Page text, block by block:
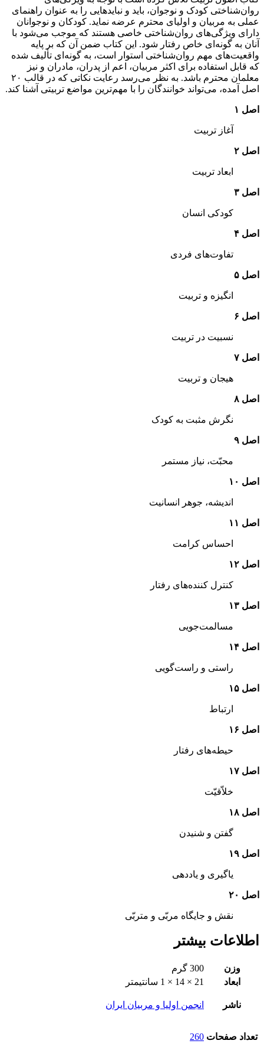
روان‌شناختی‌ کودک‌ و نوجوان‌، باید و نبایدهایی‌ را به‌ عنوان‌ راهنمای‌
عملی‌ به‌ مربیان‌ و اولیای‌ محترم‌ عرضه‌ نماید. کودکان‌ و نوجوانان‌
دارای‌ ویژگی‌های‌ روان‌شناختی‌ خاصی‌ هستند که‌ موجب‌ می‌شود با
آنان‌ به‌ گونه‌ای‌ خاص‌ رفتار شود. این‌ کتاب‌ ضمن‌ آن‌ که‌ بر پایه‌
واقعیت‌های‌ مهم‌ روان‌شناختی‌ استوار است‌، به‌ گونه‌ای‌ تألیف‌ شده‌
که‌ قابل‌ استفاده‌ برای‌ اکثر مربیان‌، اعم‌ از پدران‌، مادران‌ و نیز
معلمان‌ محترم‌ باشد. به‌ نظر می‌رسد رعایت‌ نکاتی‌ که‌ در قالب‌ ۲۰
اصل‌ آمده‌، می‌تواند خوانندگان‌ را با مهم‌ترین‌ مواضع‌ تربیتی‌ آشنا کند.
اصل‌ ۱
آغاز تربیت‌
اصل‌ ۲
ابعاد تربیت‌
اصل‌ ۳
کودکی‌ انسان‌
اصل‌ ۴
تفاوت‌های‌ فردی‌
اصل‌ ۵
انگیزه‌ و تربیت‌
اصل‌ ۶
نسبیت‌ در تربیت‌
اصل‌ ۷
هیجان‌ و تربیت‌
اصل‌ ۸
نگرش‌ مثبت‌ به‌ کودک‌
اصل‌ ۹
محبّت‌، نیاز مستمر
اصل‌ ۱۰
اندیشه‌، جوهر انسانیت‌
اصل‌ ۱۱
احساس‌ کرامت‌
اصل‌ ۱۲
کنترل‌ کننده‌های‌ رفتار
اصل‌ ۱۳
مسالمت‌جویی‌
اصل‌ ۱۴
راستی‌ و راست‌گویی‌
اصل‌ ۱۵
ارتباط‌
اصل‌ ۱۶
حیطه‌های‌ رفتار
اصل‌ ۱۷
خلاّقیّت‌
اصل‌ ۱۸
گفتن‌ و شنیدن‌
اصل‌ ۱۹
یاگیری‌ و یاددهی‌
اصل‌ ۲۰
نقش‌ و جایگاه‌ مربّی‌ و متربّی‌
اطلاعات بیشتر
وزن
300 گرم
ابعاد
21 × 14 × 1 سانتیمتر
ناشر انجمن اولیا و مربیان ایران
تعداد صفحات 260